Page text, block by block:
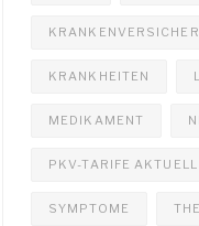
KRANKHEITEN
MEDIKAMENT
PKV-TARIFE AKTUELL
SYMPTOME